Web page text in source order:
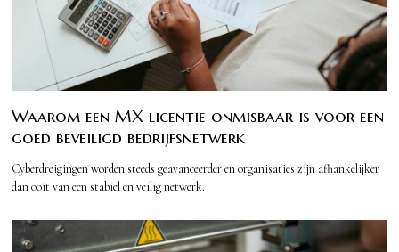
Waarom een MX licentie onmisbaar is voor een
goed beveiligd bedrijfsnetwerk
Cyberdreigingen worden steeds geavanceerder en organisaties zijn afhankelijker
dan ooit van een stabiel en veilig netwerk.